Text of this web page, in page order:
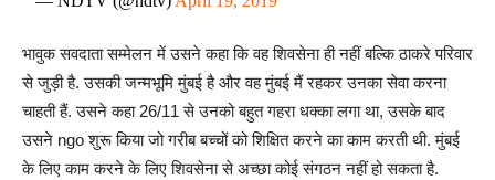
भावुक सवदाता सम्मेलन में उसने कहा कि वह शिवसेना ही नहीं बल्कि ठाकरे परिवार
से जुड़ी है. उसकी जन्मभूमि मुंबई है और वह मुंबई मैं रहकर उनका सेवा करना
चाहती हैं. उसने कहा 26/11 से उनको बहुत गहरा धक्का लगा था, उसके बाद
उसने ngo शुरू किया जो गरीब बच्चों को शिक्षित करने का काम करती थी. मुंबई
के लिए काम करने के लिए शिवसेना से अच्छा कोई संगठन नहीं हो सकता है.